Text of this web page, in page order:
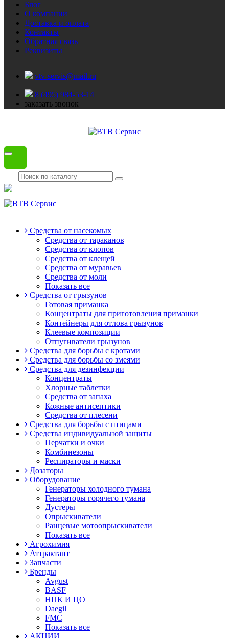
Блог
О компании
Доставка и оплата
Контакты
Обратная связь
Реквизиты
vtv-servis@mail.ru
8 (495) 984-53-14
заказать звонок
Средства от насекомых
Средства от тараканов
Средства от клопов
Средства от клещей
Средства от муравьев
Средства от моли
Показать все
Средства от грызунов
Готовая приманка
Концентраты для приготовления приманки
Контейнеры для отлова грызунов
Клеевые композиции
Отпугиватели грызунов
Средства для борьбы с кротами
Средства для борьбы со змеями
Средства для дезинфекции
Концентраты
Хлорные таблетки
Средства от запаха
Кожные антисептики
Средства от плесени
Средства для борьбы с птицами
Средства индивидуальной защиты
Перчатки и очки
Комбинезоны
Респираторы и маски
Дозаторы
Оборудование
Генераторы холодного тумана
Генераторы горячего тумана
Дустеры
Опрыскиватели
Ранцевые мотоопрыскиватели
Показать все
Агрохимия
Аттрактант
Запчасти
Бренды
Avgust
BASF
НПК И ЦО
Daegil
FMC
Показать все
АКЦИИ